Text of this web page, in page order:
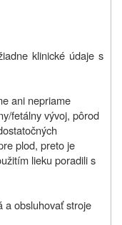
klinické údaje s
ani nepriame
fetálny vývoj, pôrod
plod, preto je
lieku poradili s
a obsluhovať stroje